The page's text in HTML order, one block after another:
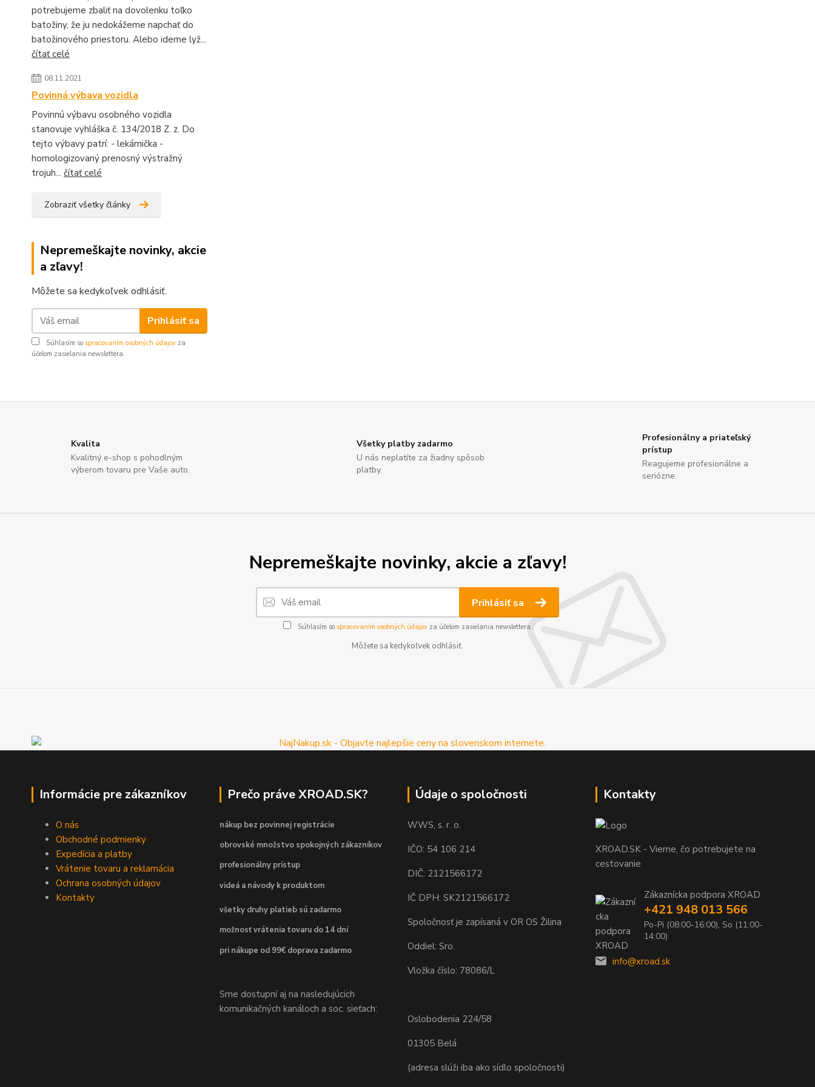
potrebujeme zbaliť na dovolenku toľko
batožiny, že ju nedokážeme napchať do
batožinového priestoru. Alebo ideme lyž...
čítať celé
08.11.2021
Povinná výbava vozidla
Povinnú výbavu osobného vozidla
stanovuje vyhláška č. 134/2018 Z. z. Do
tejto výbavy patrí: - lekárnička -
homologizovaný prenosný výstražný
trojuh... čítať celé
Zobraziť všetky články
Nepremeškajte novinky, akcie
a zľavy!
Môžete sa kedykoľvek odhlásiť.
Prihlásiť sa
Súhlasím so spracovaním osobných údajov za
účelom zasielania newslettera.
Kvalita
Kvalitný e-shop s pohodlným
výberom tovaru pre Vaše auto.
Všetky platby zadarmo
U nás neplatíte za žiadny spôsob
platby.
Profesionálny a priateľský
prístup
Reagujeme profesionálne a
seriózne.
Nepremeškajte novinky, akcie a zľavy!
Prihlásiť sa
Súhlasím so spracovaním osobných údajovza účelom zasielania newslettera.
Môžete sa kedykoľvek odhlásiť.
Informácie pre zákazníkov
O nás
Obchodné podmienky
Expedícia a platby
Vrátenie tovaru a reklamácia
Ochrana osobných údajov
Kontakty
Prečo práve XROAD.SK?
nákup bez povinnej registrácie
obrovské množstvo spokojných zákazníkov
profesionálny prístup
videá a návody k produktom
všetky druhy platieb sú zadarmo
možnosť vrátenia tovaru do 14 dní
pri nákupe od 99€ doprava zadarmo
Sme dostupní aj na nasledujúcich
komunikačných kanáloch a soc. sieťach:
Údaje o spoločnosti
WWS, s. r. o.
IČO: 54 106 214
DIČ: 2121566172
IČ DPH: SK2121566172
Spoločnosť je zapísaná v OR OS Žilina
Oddiel: Sro.
Vložka číslo: 78086/L
Oslobodenia 224/58
01305 Belá
(adresa slúži iba ako sídlo spoločnosti)
Kontakty
XROAD.SK - Vieme, čo potrebujete na
cestovanie
Zákaznícka podpora XROAD
+421 948 013 566
Po-Pi (08:00-16:00), So (11:00-
14:00)
info@xroad.sk